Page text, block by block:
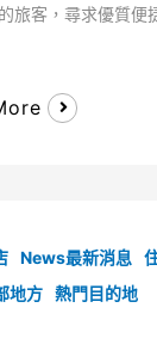
旅客，尋求優質便
News最新消息
地方 熱門目的地